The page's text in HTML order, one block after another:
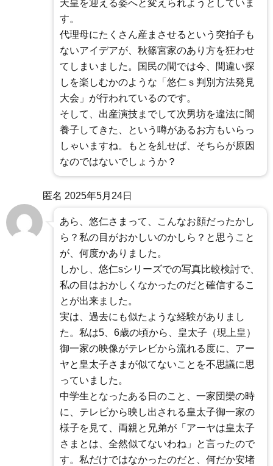
天皇を迎える姿へと変えられようとしていま
す。
代理母にたくさん産まさせるという突拍子も
ないアイデアが、秋篠宮家のあり方を狂わせ
てしまいました。国民の間では今、間違い探
しを楽しむかのような「悠仁ｓ判別方法発見
大会」が行われているのです。
そして、出産演技までして次男坊を違法に闇
養子してきた、という噂があるお方もいらっ
しゃいますね。もとを糺せば、そちらが原因
なのではないでしょうか？
匿名 2025年5月24日
あら、悠仁さまって、こんなお顔だったかし
ら？私の目がおかしいのかしら？と思うこと
が、何度かありました。
しかし、悠仁sシリーズでの写真比較検討で、
私の目はおかしくなかったのだと確信するこ
とが出来ました。
実は、過去にも似たような経験がありまし
た。私は5、6歳の頃から、皇太子（現上皇）
御一家の映像がテレビから流れる度に、アー
ヤと皇太子さまが似てないことを不思議に思
っていました。
中学生となったある日のこと、一家団欒の時
に、テレビから映し出される皇太子御一家の
様子を見て、両親と兄弟が「アーヤは皇太子
さまとは、全然似てないわね」と言ったので
す。私だけではなかったのだと、何だか安堵